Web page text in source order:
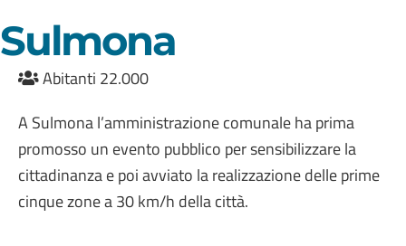
Sulmona
Abitanti 22.000
A Sulmona l’amministrazione comunale ha prima
promosso un evento pubblico per sensibilizzare la
cittadinanza e poi avviato la realizzazione delle prime
cinque zone a 30 km/h della città.